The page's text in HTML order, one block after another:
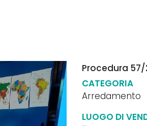
Procedura 57/
CATEGORIA
Arredamento
LUOGO DI